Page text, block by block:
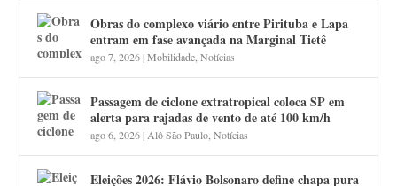
Obras do complexo viário entre Pirituba e Lapa
entram em fase avançada na Marginal Tietê
ago 7, 2026|Mobilidade,Notícias
Passagem de ciclone extratropical coloca SP em
alerta para rajadas de vento de até 100 km/h
ago 6, 2026|Alô São Paulo,Notícias
Eleições 2026: Flávio Bolsonaro define chapa pura